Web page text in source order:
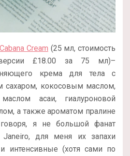
Cream (25 мл, стоимость
£18.00 за 75 мл)–
крема для тела с
сахаром, кокосовым маслом,
асаи, гиалуроновой
а также ароматом пралине
я не большой фанат
для меня их запахи
интенсивные (хотя сами по